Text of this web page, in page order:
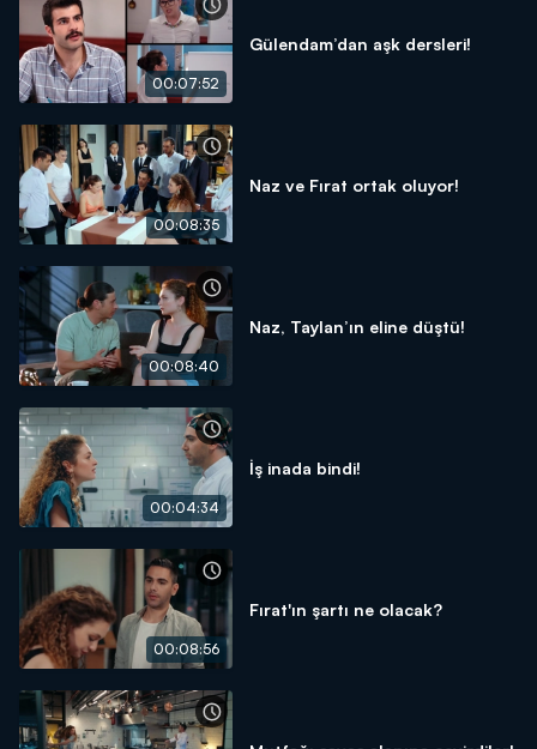
00:07:52
Gülendam’dan aşk dersleri!
00:08:35
Naz ve Fırat ortak oluyor!
00:08:40
Naz, Taylan’ın eline düştü!
00:04:34
İş inada bindi!
00:08:56
Fırat'ın şartı ne olacak?